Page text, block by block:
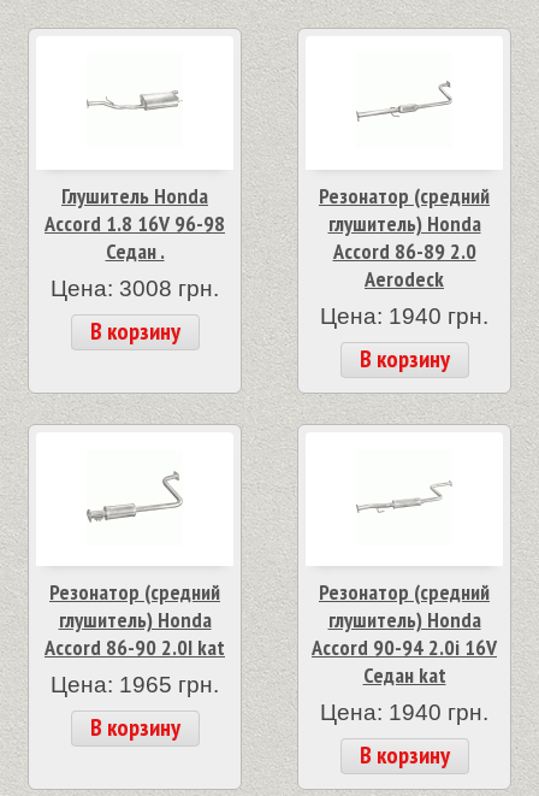
Глушитель Honda
Accord 1.8 16V 96-98
Седан .
Цена: 3008 грн.
В корзину
Резонатор (средний
глушитель) Honda
Accord 86-89 2.0
Aerodeck
Цена: 1940 грн.
В корзину
Резонатор (средний
глушитель) Honda
Accord 86-90 2.0I kat
Цена: 1965 грн.
В корзину
Резонатор (средний
глушитель) Honda
Accord 90-94 2.0i 16V
Седан kat
Цена: 1940 грн.
В корзину